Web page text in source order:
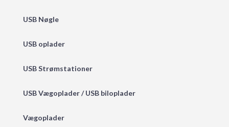
USB Nøgle
USB oplader
USB Strømstationer
USB Vægoplader / USB biloplader
Vægoplader